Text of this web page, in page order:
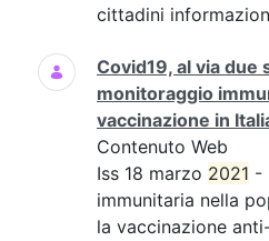
cittadini
Covid19, al via due
monitoraggio
vaccinazione in
Contenuto Web
Iss 18 marzo 2021 -
immunitaria nella
la vaccinazione